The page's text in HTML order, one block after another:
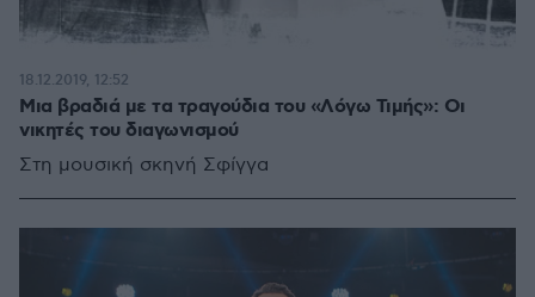
Μια βραδιά με τα τραγούδια του «Λόγω Τιμής»: Οι
νικητές του διαγωνισμού
Στη μουσική σκηνή Σφίγγα
18.12.2019, 12:52